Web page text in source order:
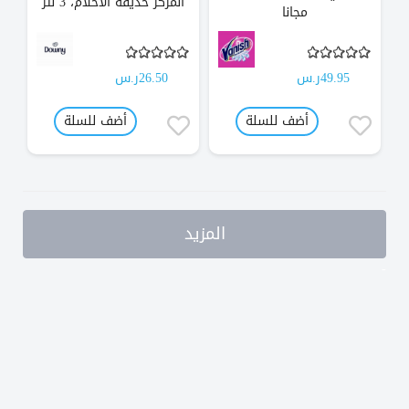
مجانا
49.95ر.س
أضف للسلة
26.50ر.س
أضف للسلة
المزيد